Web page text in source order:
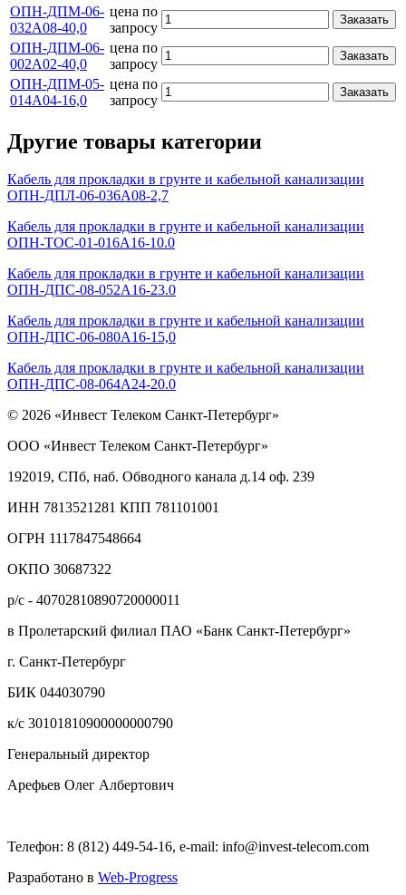
ОПН-ДПМ-06-
032А08-40,0
цена по
запросу
Заказать
ОПН-ДПМ-06-
002А02-40,0
цена по
запросу
Заказать
ОПН-ДПМ-05-
014А04-16,0
цена по
запросу
Заказать
Другие товары категории
Кабель для прокладки в грунте и кабельной канализации
ОПН-ДПЛ-06-036А08-2,7
Кабель для прокладки в грунте и кабельной канализации
ОПН-ТОС-01-016А16-10.0
Кабель для прокладки в грунте и кабельной канализации
ОПН-ДПС-08-052А16-23.0
Кабель для прокладки в грунте и кабельной канализации
ОПН-ДПС-06-080А16-15,0
Кабель для прокладки в грунте и кабельной канализации
ОПН-ДПС-08-064А24-20.0
© 2026 «Инвест Телеком Санкт-Петербург»
ООО «Инвест Телеком Санкт-Петербург»
192019, СПб, наб. Обводного канала д.14 оф. 239
ИНН 7813521281 КПП 781101001
ОГРН 1117847548664
ОКПО 30687322
р/с - 40702810890720000011
в Пролетарский филиал ПАО «Банк Санкт-Петербург»
г. Санкт-Петербург
БИК 044030790
к/с 30101810900000000790
Генеральный директор
Арефьев Олег Албертович
Телефон: 8 (812) 449-54-16, e-mail: info@invest-telecom.com
Разработано в Web-Progress